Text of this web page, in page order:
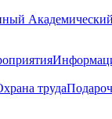
труда